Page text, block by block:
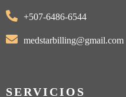
+507-6486-6544
medstarbilling@gmail.com
SERVICIOS